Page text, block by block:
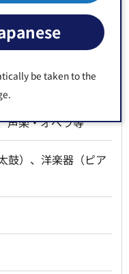
be taken to the
歌
声楽・オペラ等
鼓）、洋楽器（ピア